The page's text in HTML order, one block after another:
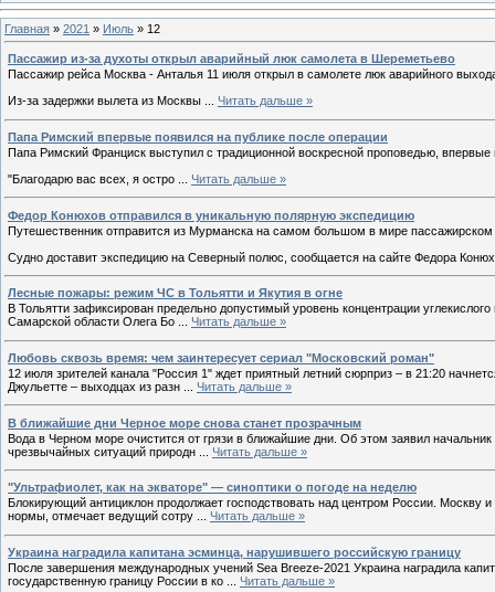
Главная » 2021 » Июль » 12
Пассажир из-за духоты открыл аварийный люк самолета в Шереметьево
Пассажир рейса Москва - Анталья 11 июля открыл в самолете люк аварийного
Из-за задержки вылета из Москвы
Читать дальше »
Папа Римский впервые появился на публике после операции
Папа Римский Франциск выступил с традиционной воскресной проповедью,
"Благодарю вас всех, я остро
Читать дальше »
Федор Конюхов отправился в уникальную полярную экспедицию
Путешественник отправится из Мурманска на самом большом в мире
Судно доставит экспедицию на Северный полюс, сообщается на сайте Федора
Лесные пожары: режим ЧС в Тольятти и Якутия в огне
В Тольятти зафиксирован предельно допустимый уровень концентрации
Самарской области Олега Бо
Читать дальше »
Любовь сквозь время: чем заинтересует сериал "Московский роман"
12 июля зрителей канала "Россия 1" ждет приятный летний сюрприз – в 21:20
Джульетте – выходцах из разн
Читать дальше »
В ближайшие дни Черное море снова станет прозрачным
Вода в Черном море очистится от грязи в ближайшие дни. Об этом заявил
чрезвычайных ситуаций природн
Читать дальше »
"Ультрафиолет, как на экваторе" — синоптики о погоде на неделю
Блокирующий антициклон продолжает господствовать над центром России.
нормы, отмечает ведущий сотру
Читать дальше »
Украина наградила капитана эсминца, нарушившего российскую границу
После завершения международных учений Sea Breeze-2021 Украина наградила
государственную границу России в ко
Читать дальше »